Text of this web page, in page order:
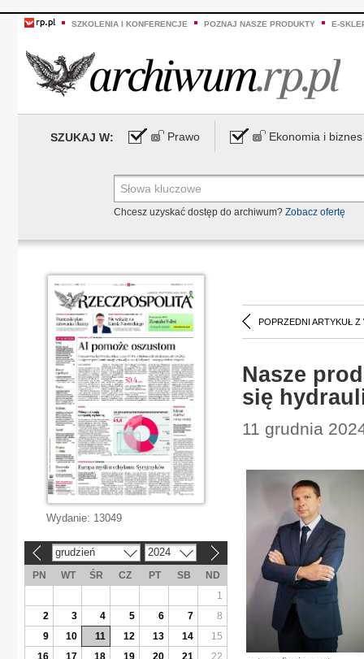
SZKOLENIA I KONFERENCJE POZNAJ NASZE PRODUKTY E-
SZUKAJ W: Prawo Ekonomia i biznes
Chcesz uzyskać dostęp do archiwum? Zobacz ofertę
POPRZEDNI ARTYKUŁ Z
Nasze
się
11 grudnia
Wydanie: 13049
grudzień 2024
PN WT ŚR CZ PT SB
ND
1
2
3 4 5 6 7
8
9
10 11 12 13 14
15
16
17 18 19 20 21
22